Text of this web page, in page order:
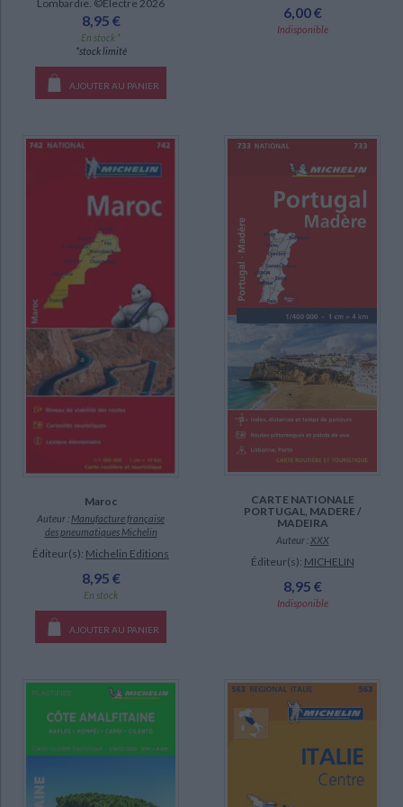
Lombardie. ©Electre 2026
8,95 €
En stock *
*stock limité
AJOUTER AU PANIER
6,00 €
Indisponible
Maroc
Auteur : Manufacture française
des pneumatiques Michelin
Éditeur(s): Michelin Editions
8,95 €
En stock
AJOUTER AU PANIER
CARTE NATIONALE
PORTUGAL, MADERE /
MADEIRA
Auteur : XXX
Éditeur(s): MICHELIN
8,95 €
Indisponible